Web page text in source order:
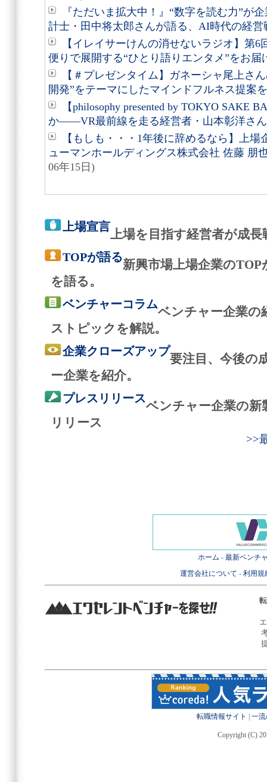
『ただいま拡大中！』“数字を読む力”
計士・田中将太郎さんが語る、AI時代の経営
【イレイサーけんの消せないラジオ】第
便りで展開する“ひとり語りエンタメ”をお届
【＃プレゼンタイム】ガネーシャ尾上さ
開発”をテーマにしたマインドフルネス提案
【philosophy presented by TOKYO SAKE
か――VR最前線を走る経営者・山本彰洋さ
【もしも・・・1年後に辞めるなら】上
ューマンホールディングス株式会社 佐藤 朋
06年15日)
上場宣言
上場を目指す経営者が成
TOPが語る
新興市場上場企業の
を語る。
ベンチャーコラム
ベンチャー企業の
ストピックを解説。
企業クローズアップ
要注目、今後の
ー企業を紹介。
プレスリリース
ベンチャー企業の新
リリース
>>
ホーム - 最新ベンチ
運営会社について - 利用規
転職情報サイト 一
Copyright (C)